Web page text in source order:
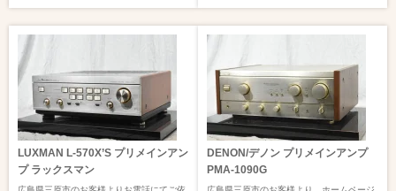
LUXMAN L-570X’S プリメインアン
プ ラックスマン
DENON/デノン プリメインアンプ
PMA-1090G